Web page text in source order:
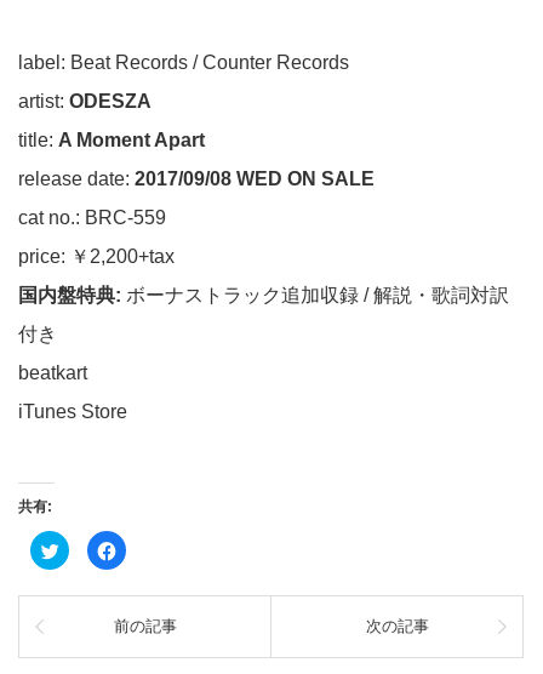
label: Beat Records / Counter Records
artist: ODESZA
title: A Moment Apart
release date: 2017/09/08 WED ON SALE
cat no.: BRC-559
price: ￥2,200+tax
国内盤特典: ボーナストラック追加収録 / 解説・歌詞対訳
付き
beatkart
iTunes Store
共有:
ク
リ
共
Facebook
で
る
に
ク
前の記事 次の記事